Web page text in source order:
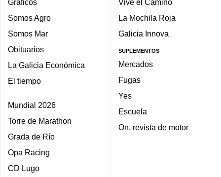
Gráficos
Somos Agro
Somos Mar
Obituarios
La Galicia Económica
El tiempo
Mundial 2026
Torre de Marathon
Grada de Río
Opa Racing
CD Lugo
Vive el Camino
La Mochila Roja
Galicia Innova
SUPLEMENTOS
Mercados
Fugas
Yes
Escuela
On, revista de motor